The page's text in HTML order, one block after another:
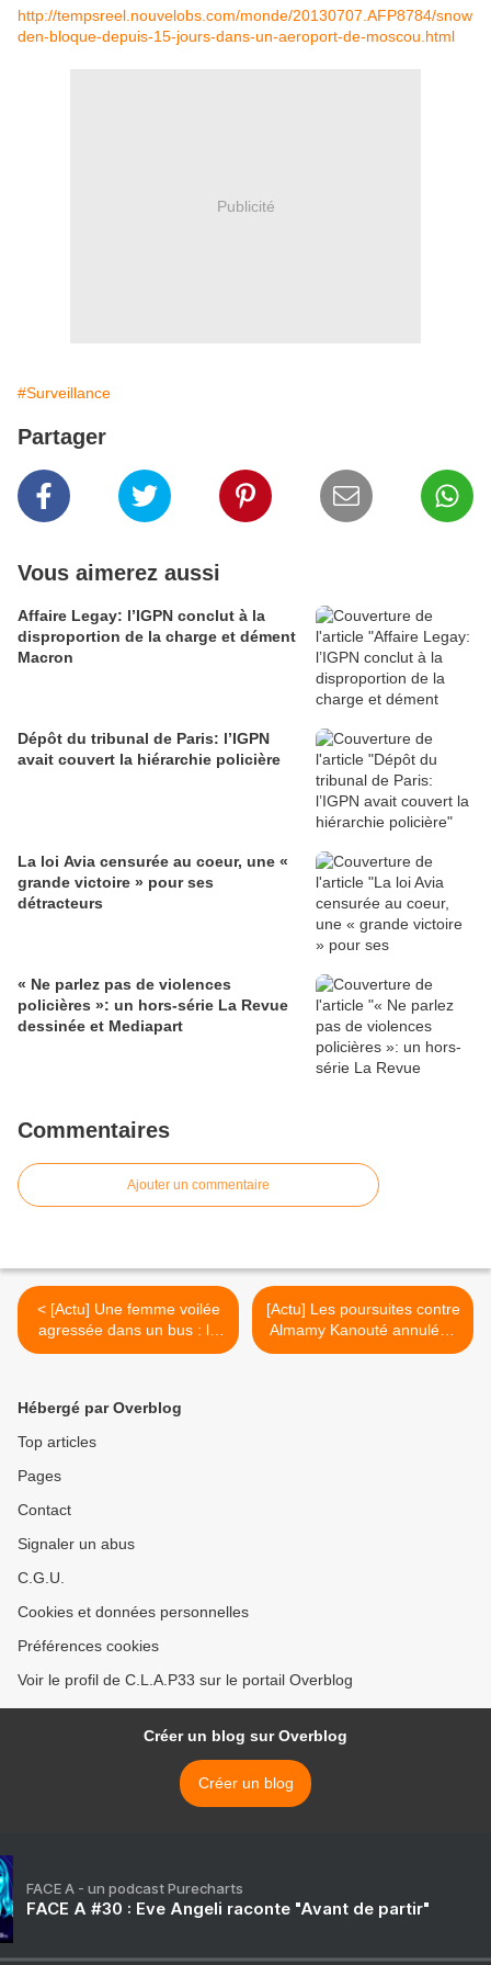
http://tempsreel.nouvelobs.com/monde/20130707.AFP8784/snow
den-bloque-depuis-15-jours-dans-un-aeroport-de-moscou.html
Publicité
#Surveillance
Partager
Vous aimerez aussi
Affaire Legay: l’IGPN conclut à la
disproportion de la charge et dément
Macron
Dépôt du tribunal de Paris: l’IGPN
avait couvert la hiérarchie policière
La loi Avia censurée au coeur, une «
grande victoire » pour ses
détracteurs
« Ne parlez pas de violences
policières »: un hors-série La Revue
dessinée et Mediapart
Commentaires
Ajouter un commentaire
< [Actu] Une femme voilée
agressée dans un bus : la
police arrête la victime
[Actu] Les poursuites contre
Almamy Kanouté annulées
>
Hébergé par Overblog
Top articles
Pages
Contact
Signaler un abus
C.G.U.
Cookies et données personnelles
Préférences cookies
Voir le profil de C.L.A.P33 sur le portail Overblog
Créer un blog sur Overblog
Créer un blog
FACE A - un podcast Purecharts
FACE A #30 : Eve Angeli raconte "Avant de partir"